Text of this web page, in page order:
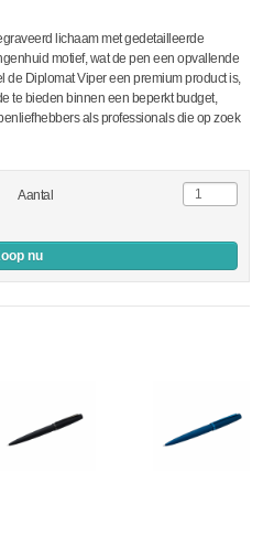
lichaam met gedetailleerde
motief, wat de pen een opvallende
de Diplomat Viper een premium product is,
te bieden binnen een beperkt budget,
als professionals die op zoek
Aantal
nu